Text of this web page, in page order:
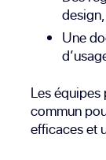
Une
Les équipes
commun
efficaces et